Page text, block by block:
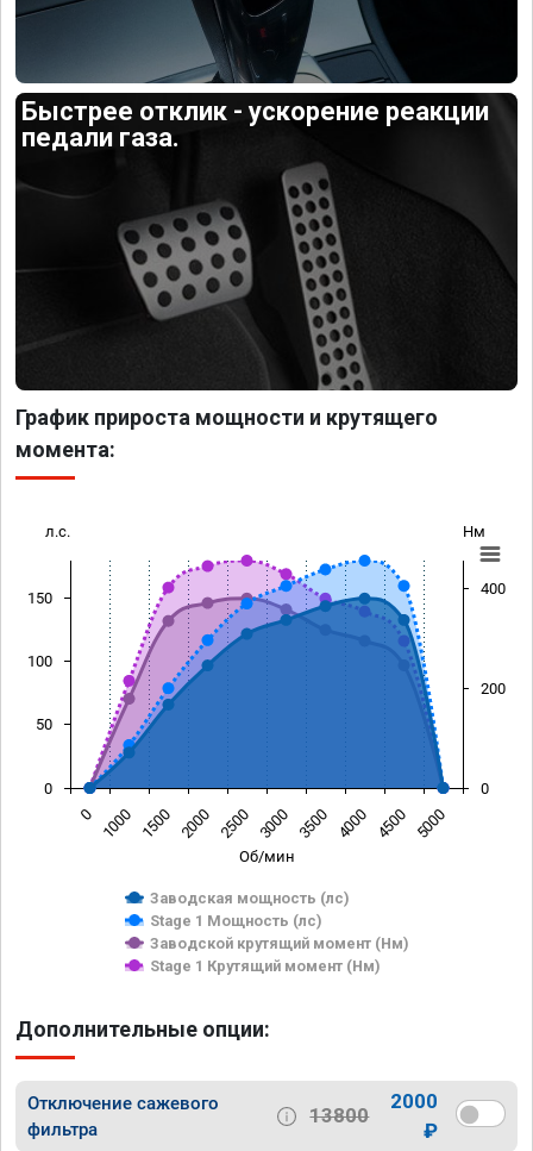
Быстрее отклик - ускорение реакции
педали газа.
График прироста мощности и крутящего
момента:
Об/мин
л.с. Нм
Заводская мощность (лс)
Stage 1 Мощность (лс)
Заводской крутящий момент (Нм)
Stage 1 Крутящий момент (Нм)
0 1000 1500 2000 2500 3000 3500 4000 4500 5000
0
50
100
150
0
200
400
Дополнительные опции:
Отключение сажевого
фильтра
13800
2000
₽